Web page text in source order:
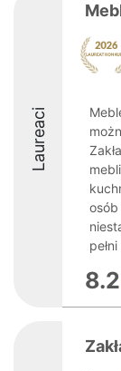
Laureaci
osób
8.2